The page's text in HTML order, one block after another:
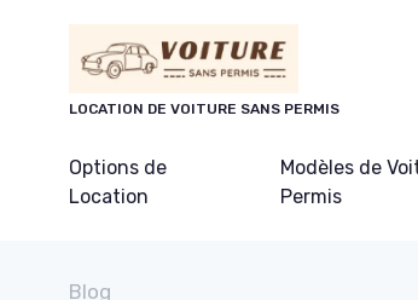
LOCATION DE VOITURE SANS PERMIS
Options de
Location
Modèles de
Permis
Blog